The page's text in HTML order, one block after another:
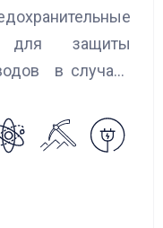
для защиты
в случаях
давления.